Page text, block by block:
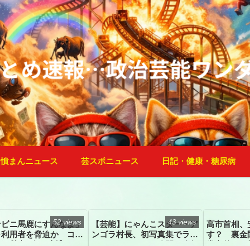
憤まんニュース 芸スポニュース 日記・健康・糖尿病
ビニ馬鹿にすんなよ」
利用者を脅迫か コン
52 views
【芸能】にゃんこスター・ア
ンゴラ村長、初写真集でラン
43 views
高市首相、
す？ 裏金